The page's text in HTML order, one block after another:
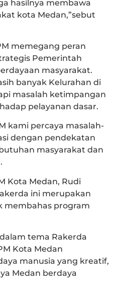
hasilnya membawa
kota Medan,”sebut
memegang peran
Pemerintah
masyarakat.
banyak Kelurahan di
masalah ketimpangan
pelayanan dasar.
kami percaya masalah-
dengan pendekatan
masyarakat dan
Kota Medan, Rudi
ini merupakan
membahas program
tema Rakerda
Kota Medan
manusia yang kreatif,
Medan berdaya